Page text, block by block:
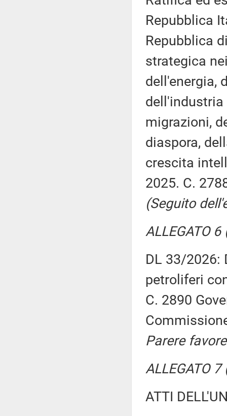
Repubblica
Repubblica
strategica
dell'energia,
dell'industria
migrazioni,
diaspora,
crescita
2025. C.
(Seguito
ALLEGATO
DL 33/2026:
petroliferi
C. 2890
Parere
ALLEGATO
ATTI